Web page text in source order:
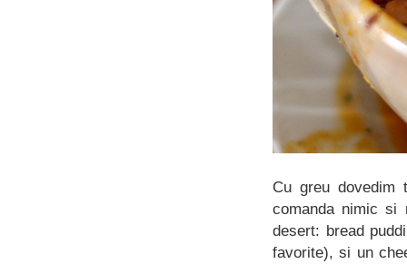
Cu greu
comanda nimic si
desert: bread
favorite), si un